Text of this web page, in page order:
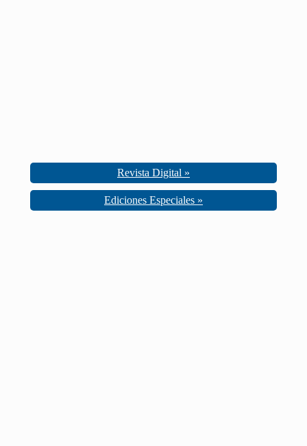
Revista Digital »
Ediciones Especiales »